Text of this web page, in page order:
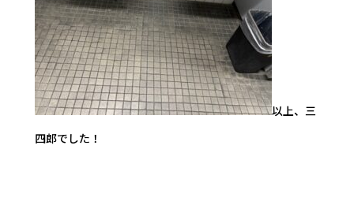
以上、三
四郎でした！